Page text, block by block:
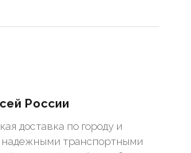
России
доставка по городу и
надежными транспортными